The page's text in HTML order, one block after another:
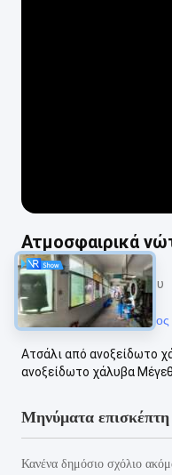
Ατμοσφαιρικά
Καρύδια ανοξείδωτου
#Καλυμμένα ψευδάργυρος
Ατσάλι από ανοξείδωτο
ανοξείδωτο χάλυβα
Μηνύματα επισκέπτη
Κανένα δημόσιο σχόλιο